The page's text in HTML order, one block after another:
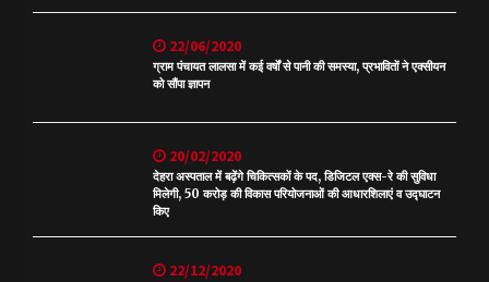
22/06/2020
ग्राम पंचायत लालसा में कई वर्षों से पानी की समस्या, प्रभावितों ने एक्सीयन
को सौंपा ज्ञापन
20/02/2020
देहरा अस्पताल में बढ़ेंगे चिकित्सकों के पद, डिजिटल एक्स-रे की सुविधा
मिलेगी, 50 करोड़ की विकास परियोजनाओं की आधारशिलाएं व उद्घाटन
किए
22/12/2020